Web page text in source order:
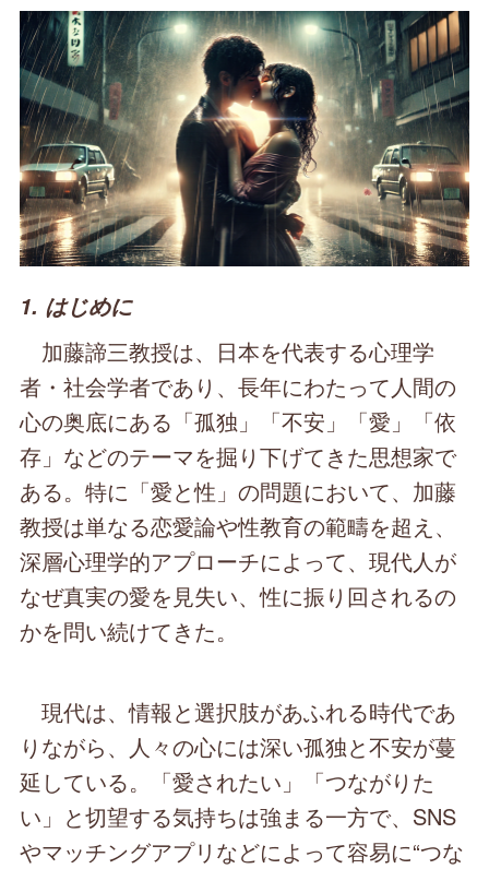
1. はじめに
加藤諦三教授は、日本を代表する心理学
者・社会学者であり、長年にわたって人間の
心の奥底にある「孤独」「不安」「愛」「依
存」などのテーマを掘り下げてきた思想家で
ある。特に「愛と性」の問題において、加藤
教授は単なる恋愛論や性教育の範疇を超え、
深層心理学的アプローチによって、現代人が
なぜ真実の愛を見失い、性に振り回されるの
かを問い続けてきた。
現代は、情報と選択肢があふれる時代であ
りながら、人々の心には深い孤独と不安が蔓
延している。「愛されたい」「つながりた
い」と切望する気持ちは強まる一方で、SNS
やマッチングアプリなどによって容易に“つな